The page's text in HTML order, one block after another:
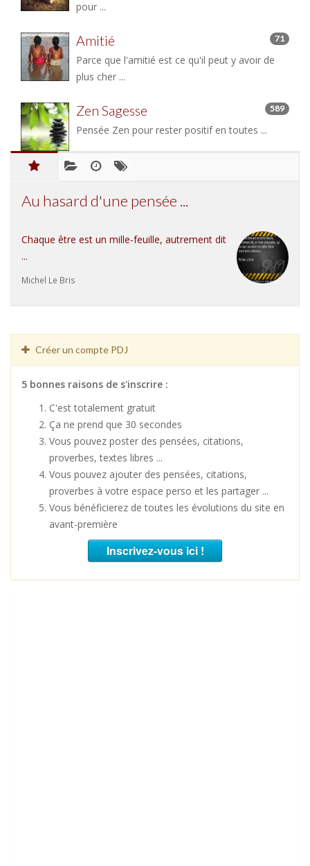
pour ...
Amitié 71
Parce que l'amitié est ce qu'il peut y avoir de
plus cher ...
Zen Sagesse 589
Pensée Zen pour rester positif en toutes ...
Au hasard d'une pensée ...
Chaque être est un mille-feuille, autrement dit
...
Michel Le Bris
Créer un compte PDJ
5 bonnes raisons de s'inscrire :
C'est totalement gratuit
Ça ne prend que 30 secondes
Vous pouvez poster des pensées, citations,
proverbes, textes libres ...
Vous pouvez ajouter des pensées, citations,
proverbes à votre espace perso et les partager ...
Vous bénéficierez de toutes les évolutions du site en
avant-première
Inscrivez-vous ici !